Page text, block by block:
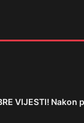
VIJESTI!